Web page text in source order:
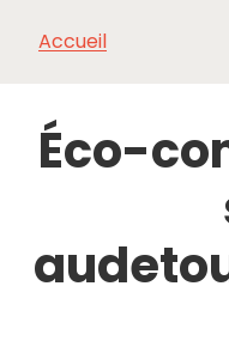
Accueil
Éco-